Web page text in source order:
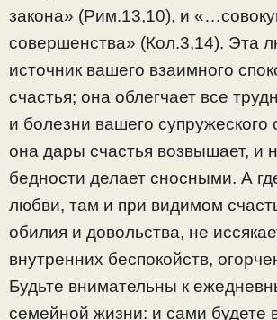
закона» (Рим.13,10), и
совершенства» (Кол.3,14). Эта
источник вашего взаимного
счастья; она облегчает все
и болезни вашего супружеского
она дары счастья возвышает, и
бедности делает сносными. А
любви, там и при видимом
обилия и довольства, не
внутренних беспокойств,
Будьте внимательны к
семейной жизни: и сами будете